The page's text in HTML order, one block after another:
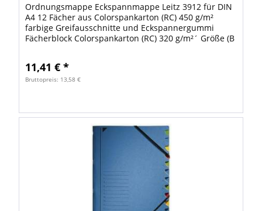
Ordnungsmappe Eckspannmappe Leitz 3912 für DIN
A4 12 Fächer aus Colorspankarton (RC) 450 g/m²
farbige Greifausschnitte und Eckspannergummi
Fächerblock Colorspankarton (RC) 320 g/m²´ Größe (B
11,41 € *
Bruttopreis: 13,58 €